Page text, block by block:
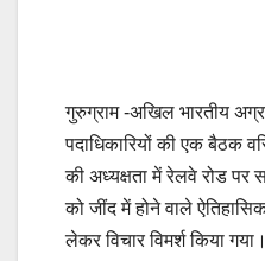
गुरुग्राम -अखिल भारतीय
पदाधिकारियों की एक बैठक
की अध्यक्षता में रेलवे रोड पर
को जींद में होने वाले
लेकर विचार विमर्श किया